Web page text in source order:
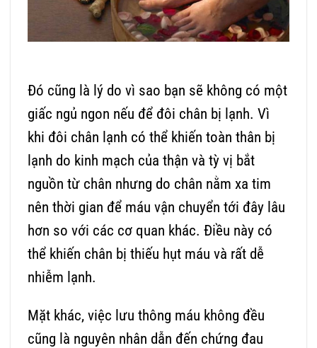
Đó cũng là lý do vì sao bạn sẽ không có một
giấc ngủ ngon nếu để đôi chân bị lạnh. Vì
khi đôi chân lạnh có thể khiến toàn thân bị
lạnh do kinh mạch của thận và tỳ vị bắt
nguồn từ chân nhưng do chân nằm xa tim
nên thời gian để máu vận chuyển tới đây lâu
hơn so với các cơ quan khác. Điều này có
thể khiến chân bị thiếu hụt máu và rất dễ
nhiễm lạnh.
Mặt khác, việc lưu thông máu không đều
cũng là nguyên nhân dẫn đến chứng đau